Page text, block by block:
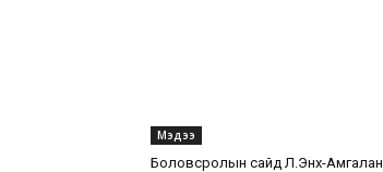
Мэдээ
Боловсролын сайд Л.Энх-Амгалан